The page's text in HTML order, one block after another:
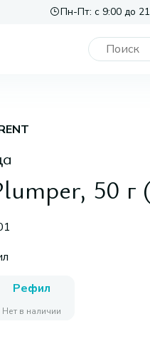
Пн-Пт: с 9:00 до
50 г
Рефил
Нет в наличии